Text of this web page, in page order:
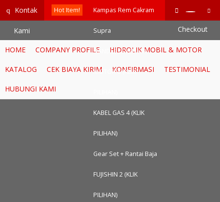
google-site-verification=RoKuikKKhptiWlhVH0-mBoWEpW-
YTG8htM_ix_Dp9Go
q Kontak
Kami
Hot Item! Kampas Rem Cakram
Supra
HANDLE LEVER KIRI
MOTOR 3 (KLIK
KABEL GAS 4 (KLIK
PILIHAN)
Gear Set + Rantai Baja
FUJISHIN 2 (KLIK
PILIHAN)
Checkout
HOME COMPANY PROFILE HIDROLIK MOBIL & MOTOR
KATALOG CEK BIAYA KIRIM KONFIRMASI TESTIMONIAL
HUBUNGI KAMI